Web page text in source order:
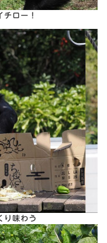
ロー！
り味わう